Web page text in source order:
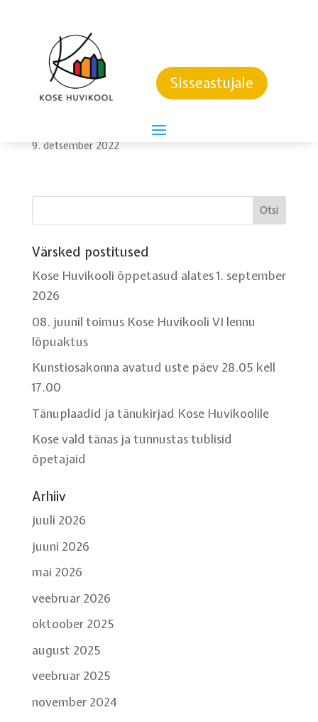
Sisseastujale
KOSE HUVIKOOLI PÜHADETERVITUS 2022
23. detsember 2022
9. detsember 2022
Värsked postitused
Kose Huvikooli õppetasud alates 1. september
2026
08. juunil toimus Kose Huvikooli VI lennu
lõpuaktus
Kunstiosakonna avatud uste päev 28.05 kell
17.00
Tänuplaadid ja tänukirjad Kose Huvikoolile
Kose vald tänas ja tunnustas tublisid
õpetajaid
Arhiiv
juuli 2026
juuni 2026
mai 2026
veebruar 2026
oktoober 2025
august 2025
veebruar 2025
november 2024